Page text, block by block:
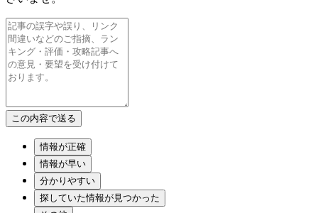
情報が正確
情報が早い
分かりやすい
探していた情報が見つかった